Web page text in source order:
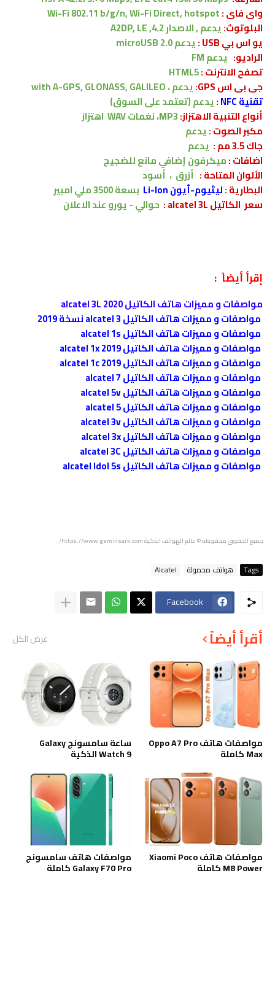
واى فاى :Wi-Fi 802.11 b/g/n, Wi-Fi Direct, hotspot
البلوتوث:يدعم , الاصدار4.2, A2DP, LE
يو اس بي USB :
يدعمmicroUSB 2.0
الراديو: يدعم FM
تصفح الانترنت :HTML5
جى بى اس GPS:
يدعم ،with A-GPS, GLONASS, GALILEO
تقنية NFC
:يدعم(تعتمد على السوق)
أنواع التنبية الاهتزاز:
اهتزاز
مكبر الصوت :يدعم
جاك 3.5 مم :
يدعم
اضافات :ميكرفون إضافي مانع للضجيج
الألوان المتاحة : أزرق ، أسود
البطارية:ليثيوم-أيون Li-Ion بسعة3500ملي امبير
سعر الكاتيل alcatel 3L :
حوالي - يوروعند الاعلان
إقرأ أيضاً :
مواصفات و مميزات هاتف الكاتيل alcatel 3L 2020
مواصفات و مميزات هاتف الكاتيل alcatel 3 نسخة 2019
مواصفات و مميزات هاتف الكاتيل alcatel 1s
مواصفات و مميزات هاتف الكاتيل alcatel 1x 2019
مواصفات و مميزات هاتف الكاتيل alcatel 1c 2019
مواصفات و مميزات هاتف الكاتيل alcatel 7
مواصفات و مميزات هاتف الكاتيل alcatel 5v
مواصفات و مميزات هاتف الكاتيل alcatel 5
مواصفات و مميزات هاتف الكاتيل alcatel 3v
مواصفات و مميزات هاتف الكاتيل alcatel 3x
مواصفات و مميزات هاتف الكاتيل alcatel 3C
مواصفات و مميزات هاتف الكاتيل alcatel Idol 5s
جميع الحقوق محفوظة© عالم الهواتف الذكية https://www.gsminsark.com/
Tags هواتف محمولة Alcatel
Facebook
أقرأ أيضاً عرض الكل
مواصفات هاتف Oppo A7 Pro
Max كاملة
ساعة سامسونج Galaxy
Watch 9 الذكية
مواصفات هاتف Xiaomi Poco
M8 Power كاملة
مواصفات هاتف سامسونج
Galaxy F70 Pro كاملة